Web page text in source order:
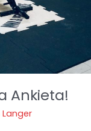
Ankieta!
Langer